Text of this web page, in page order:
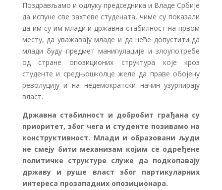
Поздрављамо и одлуку председника и Владе Србије
да испуне све захтеве студената, чиме су показали
да им су им млади и државна стабилност на првом
месту, да уважавају младе и да неће допустити да
млади буду предмет манипулације и злоупотребе
од стране опозиционих структура које кроз
студенте и средњошколце желе да праве обојену
револуцију и на недемократски начин узурпирају
власт.
Државна стабилност и добробит грађана су
приоритет, због чега и студенте позивамо на
конструктивност. Млади и образовани људи
не смеју бити механизам којим се одређене
политичке структуре служе да подкопавају
државу и руше власт због партикуларних
интереса прозападних опозиционара.